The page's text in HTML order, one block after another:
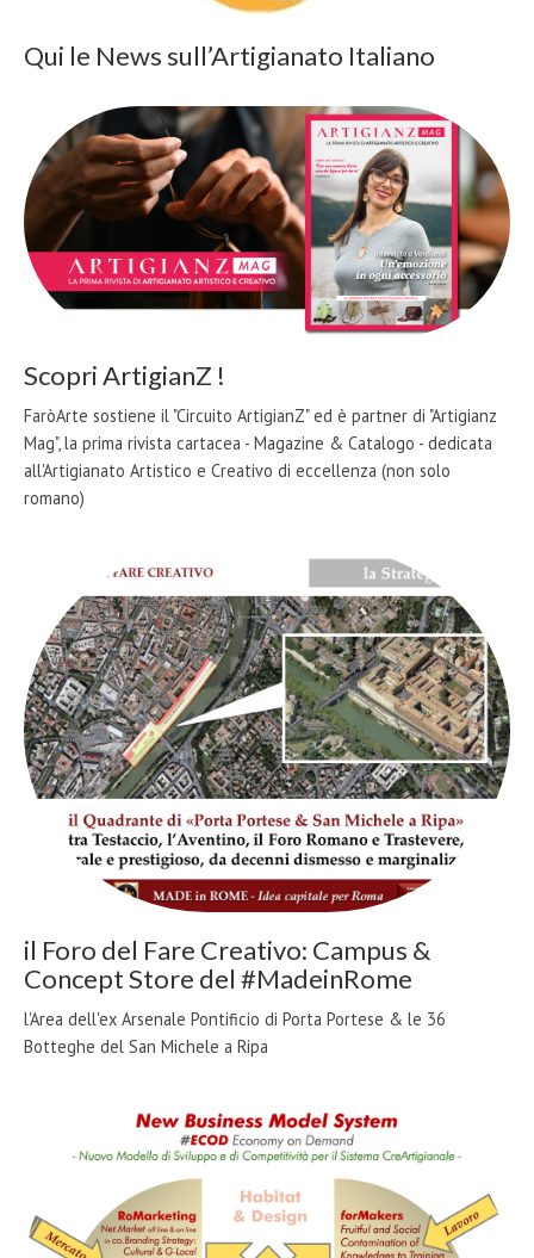
Qui le News sull’Artigianato Italiano
Scopri ArtigianZ !
FaròArte sostiene il "Circuito ArtigianZ" ed è partner di "Artigianz
Mag", la prima rivista cartacea - Magazine & Catalogo - dedicata
all'Artigianato Artistico e Creativo di eccellenza (non solo
romano)
il Foro del Fare Creativo: Campus &
Concept Store del #MadeinRome
l'Area dell'ex Arsenale Pontificio di Porta Portese & le 36
Botteghe del San Michele a Ripa